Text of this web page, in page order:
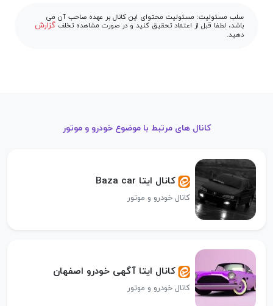
سلب مسئولیت: مسئولیت محتوای این کانال بر عهده صاحب آن می
باشد، لطفا قبل از اعتماد تحقیق کنید و در صورت مشاهده تخلف گزارش
دهید.
کانال های مرتبط با موضوع خودرو و موتور
کانال ایتا Baza car
کانال خودرو و موتور
کانال ایتا آگهی خودرو اصفهان
کانال خودرو و موتور